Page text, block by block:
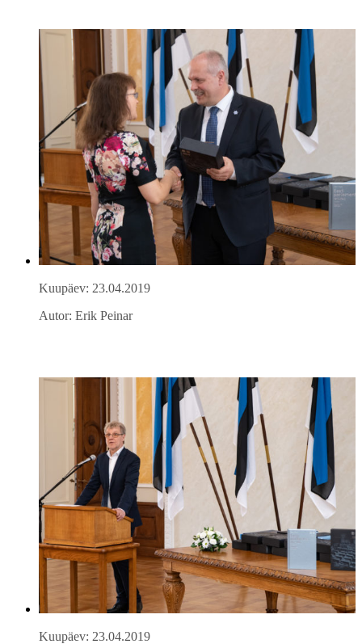
Kuupäev: 23.04.2019
Autor: Erik Peinar
Kuupäev: 23.04.2019